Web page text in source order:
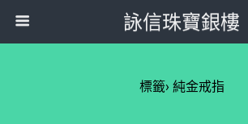
詠信珠寶銀樓
標籤› 純金戒指